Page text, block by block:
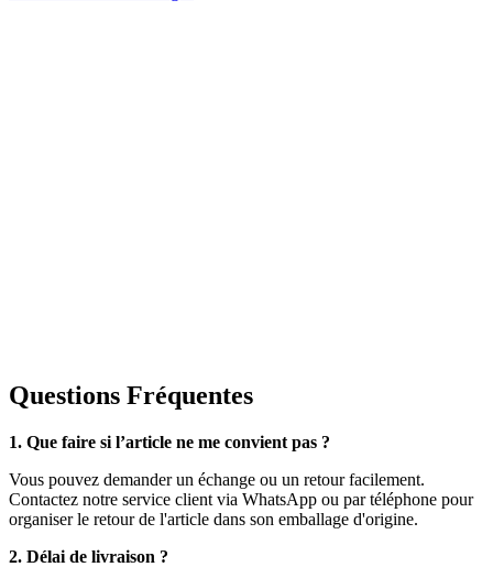
Questions Fréquentes
1. Que faire si l’article ne me convient pas ?
Vous pouvez demander un échange ou un retour facilement.
Contactez notre service client via WhatsApp ou par téléphone pour
organiser le retour de l'article dans son emballage d'origine.
2. Délai de livraison ?